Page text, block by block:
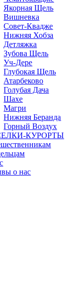
Якорная Щель
Вишневка
Совет-Квадже
Нижняя Хобза
Детляжка
Зубова Щель
Уч-Дере
Глубокая Щель
Атарбеково
Голубая Дача
Шахе
Магри
Нижняя Беранда
Горный Воздух
КУРОРТЫ
о нас